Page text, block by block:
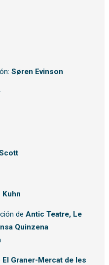
Søren Evinson
Kuhn
de Antic Teatre, Le
Quinzena
El Graner-Mercat de les